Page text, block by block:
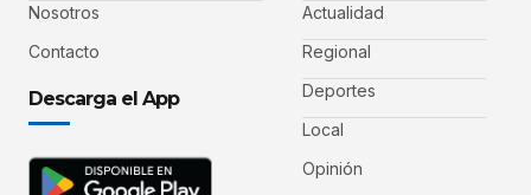
Nosotros
Contacto
Descarga el App
Actualidad
Regional
Deportes
Local
Opinión